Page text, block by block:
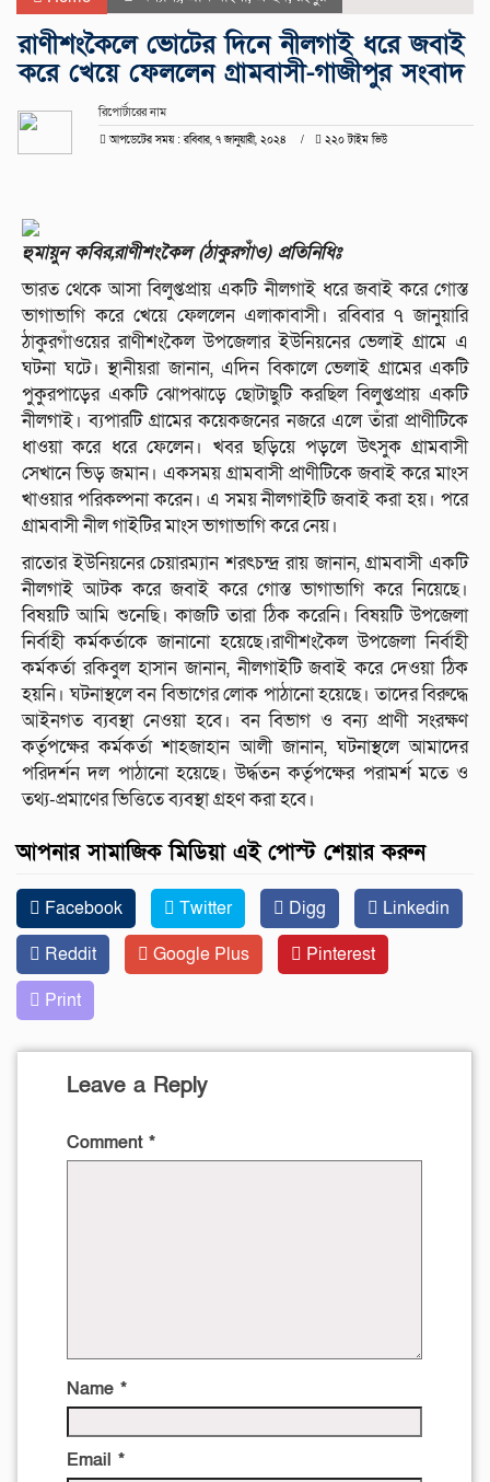
রাণীশংকৈলে ভোটের দিনে নীলগাই ধরে জবাই
করে খেয়ে ফেললেন গ্রামবাসী-গাজীপুর সংবাদ
রিপোর্টারের নাম
আপডেটের সময় : রবিবার, ৭ জানুয়ারী, ২০২৪ ২২০ টাইম ভিউ
হুমায়ুন কবির,রাণীশংকৈল (ঠাকুরগাঁও) প্রতিনিধিঃ
ভারত থেকে আসা বিলুপ্তপ্রায় একটি নীলগাই ধরে জবাই করে গোস্ত
ভাগাভাগি করে খেয়ে ফেললেন এলাকাবাসী। রবিবার ৭ জানুয়ারি
ঠাকুরগাঁওয়ের রাণীশংকৈল উপজেলার ইউনিয়নের ভেলাই গ্রামে এ
ঘটনা ঘটে। স্থানীয়রা জানান, এদিন বিকালে ভেলাই গ্রামের একটি
পুকুরপাড়ের একটি ঝোপঝাড়ে ছোটাছুটি করছিল বিলুপ্তপ্রায় একটি
নীলগাই। ব্যপারটি গ্রামের কয়েকজনের নজরে এলে তাঁরা প্রাণীটিকে
ধাওয়া করে ধরে ফেলেন। খবর ছড়িয়ে পড়লে উৎসুক গ্রামবাসী
সেখানে ভিড় জমান। একসময় গ্রামবাসী প্রাণীটিকে জবাই করে মাংস
খাওয়ার পরিকল্পনা করেন। এ সময় নীলগাইটি জবাই করা হয়। পরে
গ্রামবাসী নীল গাইটির মাংস ভাগাভাগি করে নেয়।
রাতোর ইউনিয়নের চেয়ারম্যান শরৎচন্দ্র রায় জানান, গ্রামবাসী একটি
নীলগাই আটক করে জবাই করে গোস্ত ভাগাভাগি করে নিয়েছে।
বিষয়টি আমি শুনেছি। কাজটি তারা ঠিক করেনি। বিষয়টি উপজেলা
নির্বাহী কর্মকর্তাকে জানানো হয়েছে।রাণীশংকৈল উপজেলা নির্বাহী
কর্মকর্তা রকিবুল হাসান জানান, নীলগাইটি জবাই করে দেওয়া ঠিক
হয়নি। ঘটনাস্থলে বন বিভাগের লোক পাঠানো হয়েছে। তাদের বিরুদ্ধে
আইনগত ব্যবস্থা নেওয়া হবে। বন বিভাগ ও বন্য প্রাণী সংরক্ষণ
কর্তৃপক্ষের কর্মকর্তা শাহজাহান আলী জানান, ঘটনাস্থলে আমাদের
পরিদর্শন দল পাঠানো হয়েছে। উর্দ্ধতন কর্তৃপক্ষের পরামর্শ মতে ও
তথ্য-প্রমাণের ভিত্তিতে ব্যবস্থা গ্রহণ করা হবে।
আপনার সামাজিক মিডিয়া এই পোস্ট শেয়ার করুন
Facebook Twitter Digg
Linkedin
Reddit
Google Plus
Pinterest
Print
Leave a Reply
Comment *
Name *
Email *